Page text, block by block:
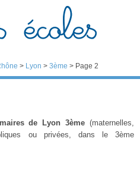
> Lyon > 3ème > Page 2
de Lyon 3ème (maternelles,
ou privées, dans le 3ème